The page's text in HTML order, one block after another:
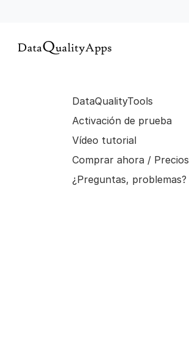
DataQualityTools
Activación de prueba
Vídeo tutorial
Comprar ahora / Precios
¿Preguntas, problemas?